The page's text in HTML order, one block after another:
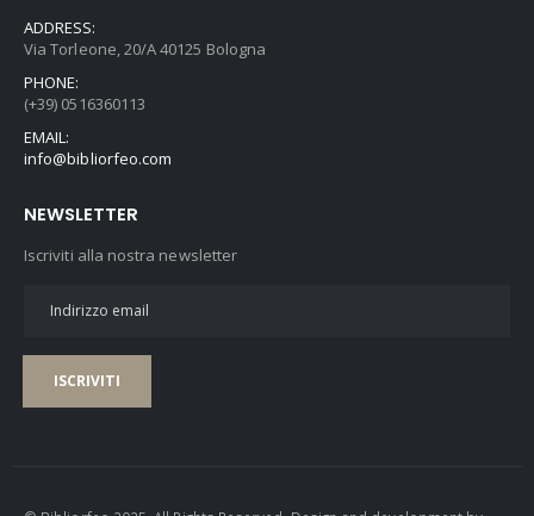
ADDRESS:
Via Torleone, 20/A 40125 Bologna
PHONE:
(+39) 0516360113
EMAIL:
info@bibliorfeo.com
NEWSLETTER
Iscriviti alla nostra newsletter
ISCRIVITI